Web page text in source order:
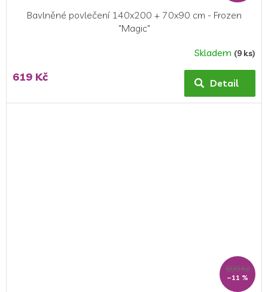
Bavlněné povlečení 140x200 + 70x90 cm - Frozen
"Magic"
Skladem (9 ks)
619 Kč Detail
699 Kč
–11 %